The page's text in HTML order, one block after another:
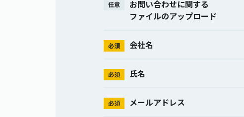
任意
お問い合わせに関する
ファイルのアップロード
必須 会社名
必須 氏名
必須 メールアドレス